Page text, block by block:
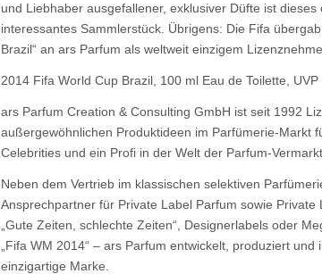
und Liebhaber ausgefallener, exklusiver Düfte ist
interessantes Sammlerstück. Übrigens: Die Fifa
Brazil“ an ars Parfum als weltweit einzigem
2014 Fifa World Cup Brazil, 100 ml Eau de Toilette,
ars Parfum Creation & Consulting GmbH ist seit 1992
außergewöhnlichen Produktideen im Parfümerie-Markt
Celebrities und ein Profi in der Welt der Parfum-
Neben dem Vertrieb im klassischen selektiven
Ansprechpartner für Private Label Parfum sowie
„Gute Zeiten, schlechte Zeiten“, Designerlabels oder
„Fifa WM 2014“ – ars Parfum entwickelt, produziert
einzigartige Marke.